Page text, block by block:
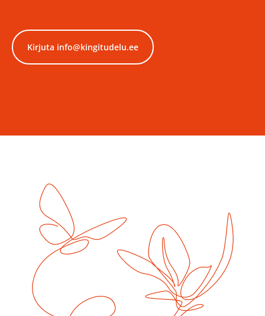
Kirjuta info@kingitudelu.ee